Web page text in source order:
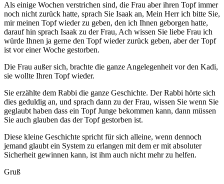
Als einige Wochen verstrichen sind, die Frau aber ihren Topf immer
noch nicht zurück hatte, sprach Sie Isaak an, Mein Herr ich bitte Sie,
mir meinen Topf wieder zu geben, den ich Ihnen geborgen hatte,
darauf hin sprach Isaak zu der Frau, Ach wissen Sie liebe Frau ich
würde Ihnen ja gerne den Topf wieder zurück geben, aber der Topf
ist vor einer Woche gestorben.
Die Frau außer sich, brachte die ganze Angelegenheit vor den Kadi,
sie wollte Ihren Topf wieder.
Sie erzählte dem Rabbi die ganze Geschichte. Der Rabbi hörte sich
dies geduldig an, und sprach dann zu der Frau, wissen Sie wenn Sie
geglaubt haben dass ein Topf Junge bekommen kann, dann müssen
Sie auch glauben das der Topf gestorben ist.
Diese kleine Geschichte spricht für sich alleine, wenn dennoch
jemand glaubt ein System zu erlangen mit dem er mit absoluter
Sicherheit gewinnen kann, ist ihm auch nicht mehr zu helfen.
Gruß